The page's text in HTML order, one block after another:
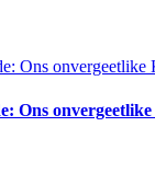
Ons